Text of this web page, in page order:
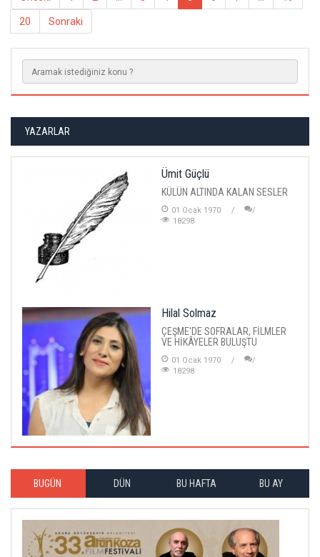
20 Sonraki
YAZARLAR
Ümit Güçlü
KÜLÜN ALTINDA KALAN SESLER
01 Ocak 1970
18298
Hilal Solmaz
ÇEŞME'DE SOFRALAR, FİLMLER
VE HİKÂYELER BULUŞTU
01 Ocak 1970
18298
BUGÜN DÜN BU HAFTA BU AY